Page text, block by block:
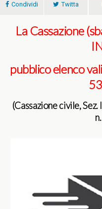
Condividi Twitta
La Cassazione
pubblico elenco
(Cassazione civile,